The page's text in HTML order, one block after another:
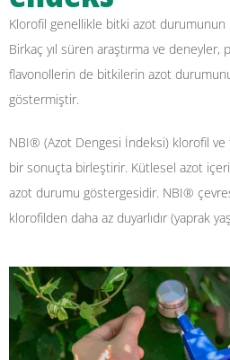
Klorofil genellikle bitki azot durumunun
Birkaç yıl süren araştırma ve deneyler,
flavonollerin de bitkilerin azot
göstermiştir.
NBI® (Azot Dengesi İndeksi) klorofil
bir sonuçta birleştirir. Kütlesel azot
azot durumu göstergesidir. NBI®
klorofilden daha az duyarlıdır (yaprak